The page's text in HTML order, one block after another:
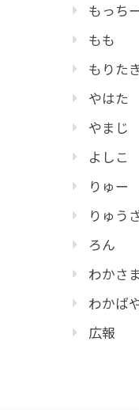
もっち
もも
もりたき
やはた
やまじ
よしこ
りゅー
りゅう
ろん
わかさま
わかば
広報